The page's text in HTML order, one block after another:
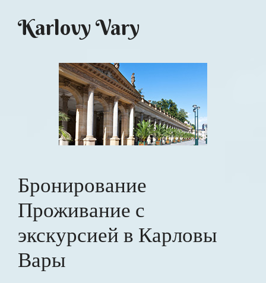
Karlovy Vary
Бронирование
Проживание с
экскурсией в Карловы
Вары